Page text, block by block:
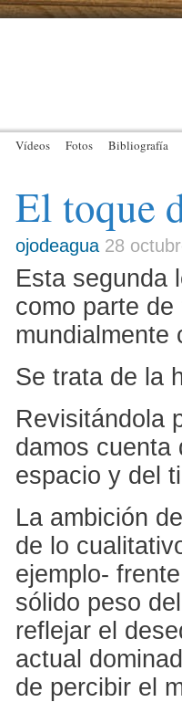
Vídeos Fotos Bibliografía
El toque
ojodeagua 28
Esta segunda
como parte de
mundialmente
Se trata de la
Revisitándola
damos cuenta
espacio y del
La ambición
de lo
ejemplo-
sólido peso
reflejar el
actual
de percibir el